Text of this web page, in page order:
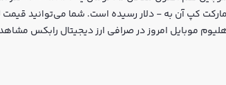
بوده و مارکت کپ آن به - دلار رسیده است. شما می‌توانید
موبایل امروز در صرافی ارز دیجیتال رابکس